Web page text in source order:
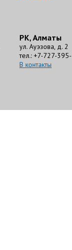
РК, Алматы
ул. Ауэзова, д. 2
тел.: +7-727-
В контакты